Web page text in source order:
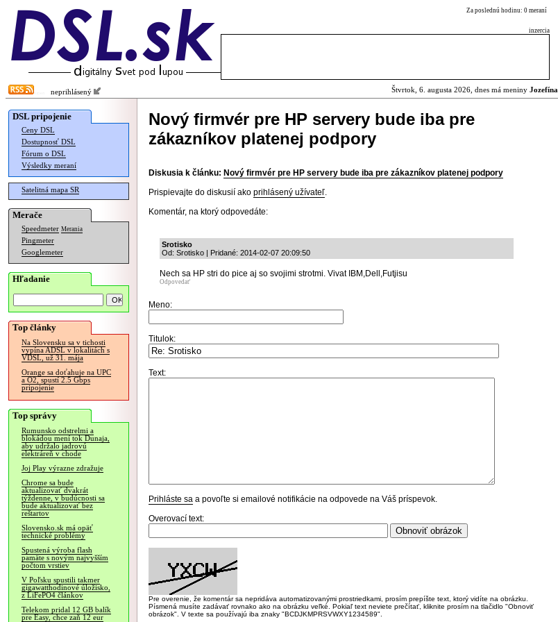
Za poslednú hodinu: 0 meraní
inzercia
neprihlásený Štvrtok, 6. augusta 2026, dnes má meniny Jozefína
DSL pripojenie
Ceny DSL
Dostupnosť DSL
Fórum o DSL
Výsledky meraní
Satelitná mapa SR
Merače
Speedmeter Merania
Pingmeter
Googlemeter
Hľadanie
Top články
Na Slovensku sa v tichosti
vypína ADSL v lokalitách s
VDSL, už 31. mája
Orange sa doťahuje na UPC
a O2, spustí 2.5 Gbps
pripojenie
Top správy
Rumunsko odstrelmi a
blokádou mení tok Dunaja,
aby udržalo jadrovú
elektráreň v chode
Joj Play výrazne zdražuje
Chrome sa bude
aktualizovať dvakrát
týždenne, v budúcnosti sa
bude aktualizovať bez
reštartov
Slovensko.sk má opäť
technické problémy
Spustená výroba flash
pamäte s novým najvyšším
počtom vrstiev
V Poľsku spustili takmer
gigawatthodinové úložisko,
z LiFePO4 článkov
Telekom pridal 12 GB balík
pre Easy, chce zaň 12 eur
Nový firmvér pre HP servery bude iba pre
zákazníkov platenej podpory
Diskusia k článku: Nový firmvér pre HP servery bude iba pre zákazníkov platenej podpory
Prispievajte do diskusií ako prihlásený užívateľ.
Komentár, na ktorý odpovedáte:
Srotisko
Od: Srotisko | Pridané: 2014-02-07 20:09:50
Nech sa HP stri do pice aj so svojimi strotmi. Vivat IBM,Dell,Futjisu
Odpovedať
Meno:
Titulok:
Text:
Prihláste sa a povoľte si emailové notifikácie na odpovede na Váš príspevok.
Overovací text:
Pre overenie, že komentár sa nepridáva automatizovanými prostriedkami, prosím prepíšte text, ktorý vidíte na obrázku.
Písmená musíte zadávať rovnako ako na obrázku veľké. Pokiaľ text neviete prečítať, kliknite prosím na tlačidlo "Obnoviť
obrázok". V texte sa používajú iba znaky "BCDJKMPRSVWXY1234589".